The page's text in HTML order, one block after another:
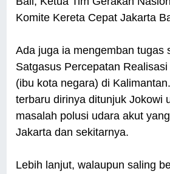
Komite Kereta Cepat Jakarta
Ada juga ia mengemban tugas
Satgasus Percepatan
(ibu kota negara) di
terbaru dirinya ditunjuk Jokowi
masalah polusi udara akut
Jakarta dan sekitarnya.
Lebih lanjut, walaupun saling